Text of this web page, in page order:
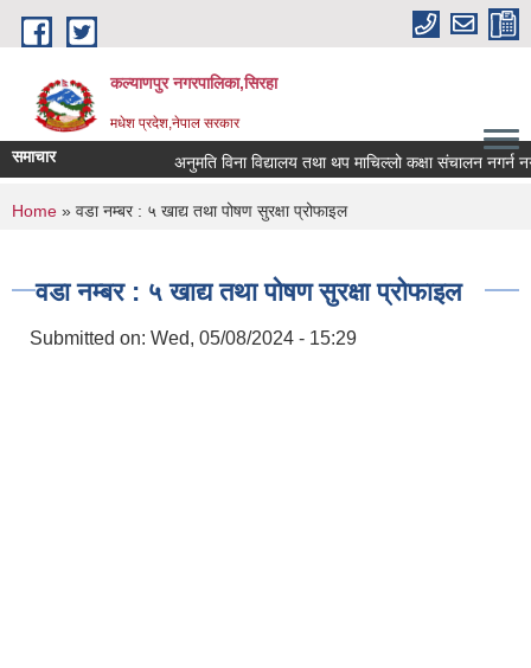
Skip to main content
कल्याणपुर नगरपालिका,सिरहा
मधेश प्रदेश,नेपाल सरकार
समाचार अनुमति विना विद्यालय तथा थप माचिल्लो कक्षा संचालन नगर्न
You are here
Home » वडा नम्बर : ५ खाद्य तथा पोषण सुरक्षा प्रोफाइल
वडा नम्बर : ५ खाद्य तथा पोषण सुरक्षा प्रोफाइल
Submitted on: Wed, 05/08/2024 - 15:29